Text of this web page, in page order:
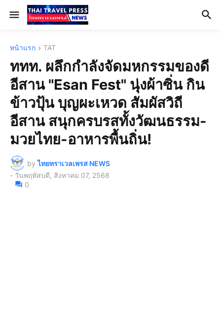
หน้าแรก TAT
ททท. ผลึกกำลังจัดมหกรรมของดี
อีสาน "Esan Fest" นุ่งผ้าซิ่น กิน
ข้าวปุ้น บุญผะเหวด สัมผัสวิถี
อีสาน สนุกครบรสทั้งวัฒนธรรม-
มวยไทย-อาหารพื้นถิ่น!
by ไทยทราเวลเพรส NEWS
- วันพฤหัสบดี, สิงหาคม 07, 2568
0